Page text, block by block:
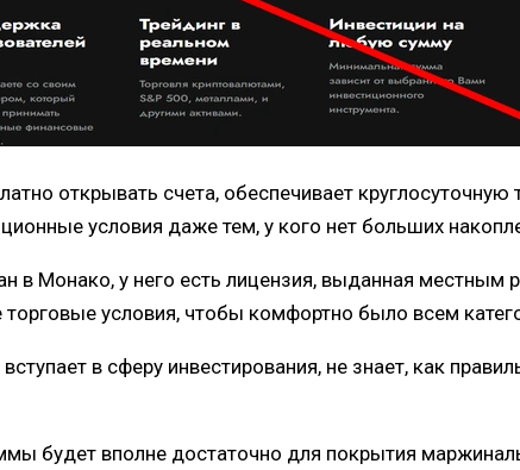
открывать счета, обеспечивает
условия даже тем, у кого нет больших
в Монако, у него есть лицензия, выданная
условия, чтобы комфортно было всем
в сферу инвестирования, не знает, как
будет вполне достаточно для покрытия